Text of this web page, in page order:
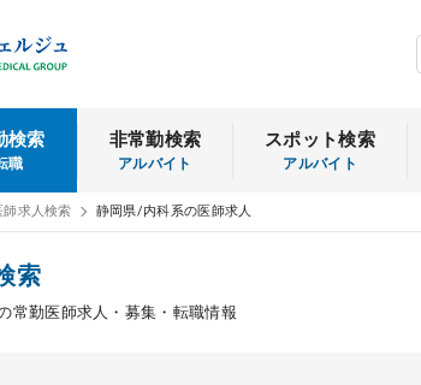
検索
職
非常勤検索
アルバイト
スポット検索
アルバイト
師求人検索 静岡県/内科系の医師求人
索
常勤医師求人・募集・転職情報